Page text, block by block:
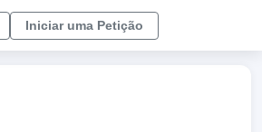
Iniciar uma Petição